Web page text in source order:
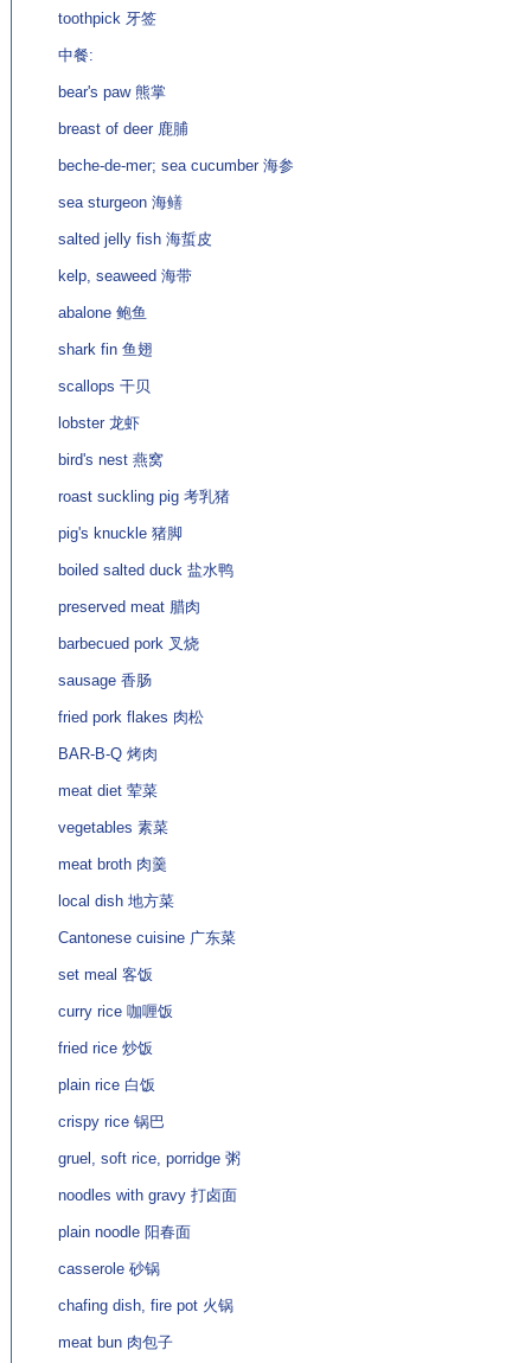
toothpick 牙签
中餐:
bear's paw 熊掌
breast of deer 鹿脯
beche-de-mer; sea cucumber 海参
sea sturgeon 海鳝
salted jelly fish 海蜇皮
kelp, seaweed 海带
abalone 鲍鱼
shark fin 鱼翅
scallops 干贝
lobster 龙虾
bird's nest 燕窝
roast suckling pig 考乳猪
pig's knuckle 猪脚
boiled salted duck 盐水鸭
preserved meat 腊肉
barbecued pork 叉烧
sausage 香肠
fried pork flakes 肉松
BAR-B-Q 烤肉
meat diet 荤菜
vegetables 素菜
meat broth 肉羹
local dish 地方菜
Cantonese cuisine 广东菜
set meal 客饭
curry rice 咖喱饭
fried rice 炒饭
plain rice 白饭
crispy rice 锅巴
gruel, soft rice, porridge 粥
noodles with gravy 打卤面
plain noodle 阳春面
casserole 砂锅
chafing dish, fire pot 火锅
meat bun 肉包子